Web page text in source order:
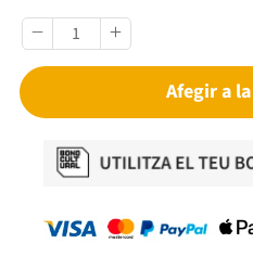
Afegir a